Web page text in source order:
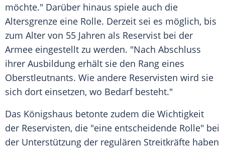
möchte." Darüber hinaus spiele auch die
Altersgrenze eine Rolle. Derzeit sei es möglich, bis
zum Alter von 55 Jahren als Reservist bei der
Armee eingestellt zu werden. "Nach Abschluss
ihrer Ausbildung erhält sie den Rang eines
Oberstleutnants. Wie andere Reservisten wird sie
sich dort einsetzen, wo Bedarf besteht."
Das Königshaus betonte zudem die Wichtigkeit
der Reservisten, die "eine entscheidende Rolle" bei
der Unterstützung der regulären Streitkräfte haben